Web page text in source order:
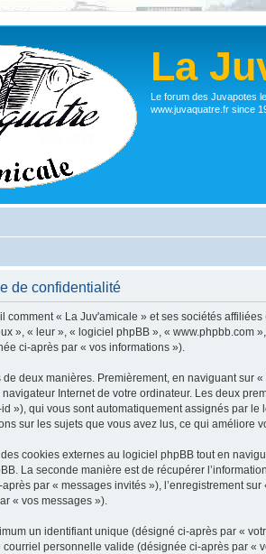
La
Le forum des Juvapotes
www.juvaquatre.fr since
de confidentialité
« La Juv'amicale » et ses sociétés
», « leur », « logiciel phpBB », « www.phpbb.com
ci-après par « vos informations »).
deux manières. Premièrement, en naviguant
Internet de votre ordinateur. Les deux
»), qui vous sont automatiquement assignés par
sur les sujets que vous avez lus, ce qui améliore
cookies externes au logiciel phpBB tout en
La seconde manière est de récupérer
par « messages invités »), l’enregistrement
« vos messages »).
un identifiant unique (désigné ci-après par «
personnelle valide (désignée ci-après par